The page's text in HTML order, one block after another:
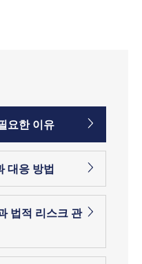
요한 이유
대응 방법
법적 리스크 관